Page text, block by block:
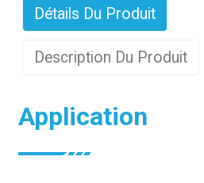
Détails Du Produit
Description Du Produit
Application